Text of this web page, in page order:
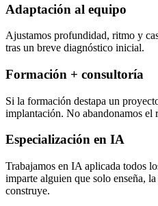
Adaptación al equipo
Ajustamos profundidad, ritmo y
tras un breve diagnóstico inicial.
Formación + consultoría
Si la formación destapa un
implantación. No abandonamos el
Especialización en IA
Trabajamos en IA aplicada todos
imparte alguien que solo enseña,
construye.